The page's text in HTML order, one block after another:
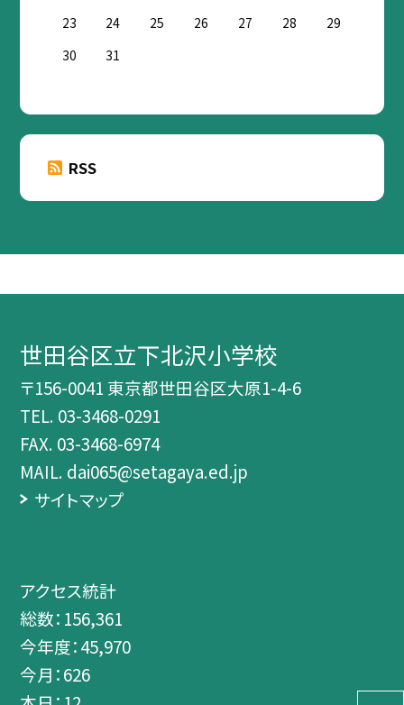
23
24 25 26 27 28
29
30
31
RSS
世田谷区立下北沢小学校
〒156-0041 東京都世田谷区大原1-4-6
TEL. 03-3468-0291
FAX. 03-3468-6974
MAIL. dai065@setagaya.ed.jp
サイトマップ
アクセス統計
総数： 156,361
今年度：45,970
今月：626